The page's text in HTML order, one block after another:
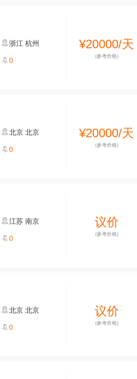
浙江 杭州
0
¥20000/天
(参考价格)
北京 北京
0
¥20000/天
(参考价格)
江苏 南京
0
议价
(参考价格)
北京 北京
0
议价
(参考价格)